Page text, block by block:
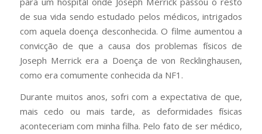
de sua vida sendo estudado pelos médicos, intrigados
com aquela doença desconhecida. O filme aumentou a
convicção de que a causa dos problemas físicos de
Joseph Merrick era a Doença de von Recklinghausen,
como era comumente conhecida da NF1.
Durante muitos anos, sofri com a expectativa de que,
mais cedo ou mais tarde, as deformidades físicas
aconteceriam com minha filha. Pelo fato de ser médico,